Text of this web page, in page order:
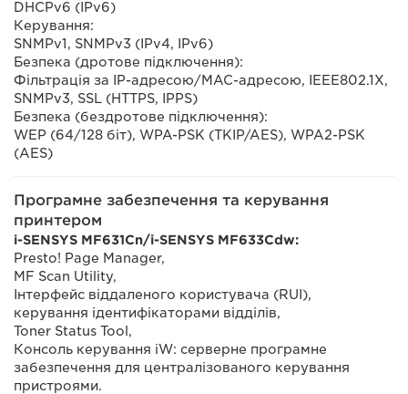
DHCPv6 (IPv6)
Керування:
SNMPv1, SNMPv3 (IPv4, IPv6)
Безпека (дротове підключення):
Фільтрація за IP-адресою/MAC-адресою, IEEE802.1X,
SNMPv3, SSL (HTTPS, IPPS)
Безпека (бездротове підключення):
WEP (64/128 біт), WPA-PSK (TKIP/AES), WPA2-PSK
(AES)
Програмне забезпечення та керування
принтером
i-SENSYS MF631Cn/i-SENSYS MF633Cdw:
Presto! Page Manager,
MF Scan Utility,
Інтерфейс віддаленого користувача (RUI),
керування ідентифікаторами відділів,
Toner Status Tool,
Консоль керування iW: серверне програмне
забезпечення для централізованого керування
пристроями.